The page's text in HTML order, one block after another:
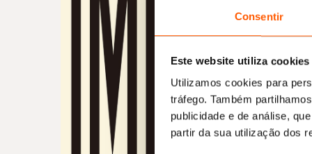
Consentir
Este website utiliza cookies
Utilizamos cookies para
tráfego. Também
publicidade e de análise,
partir da sua utilização dos